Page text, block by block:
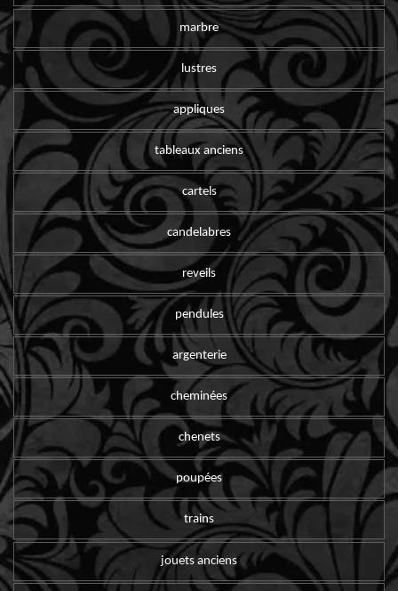
marbre
lustres
appliques
tableaux anciens
cartels
candelabres
reveils
pendules
argenterie
cheminées
chenets
poupées
trains
jouets anciens